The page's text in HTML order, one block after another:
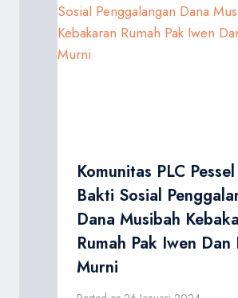
Komunitas PLC
Bakti Sosial
Dana Musibah
Rumah Pak Iwen Dan
Murni